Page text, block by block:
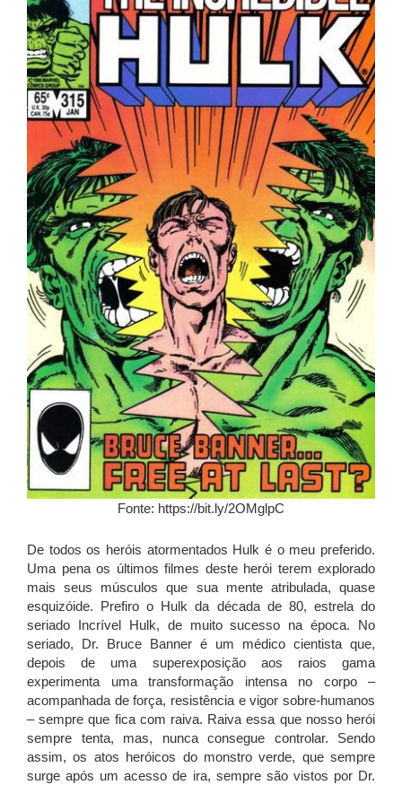
Fonte: https://bit.ly/2OMglpC
De todos os heróis atormentados Hulk é o meu preferido.
Uma pena os últimos filmes deste herói terem explorado
mais seus músculos que sua mente atribulada, quase
esquizóide. Prefiro o Hulk da década de 80, estrela do
seriado Incrível Hulk, de muito sucesso na época. No
seriado, Dr. Bruce Banner é um médico cientista que,
depois de uma superexposição aos raios gama
experimenta uma transformação intensa no corpo –
acompanhada de força, resistência e vigor sobre-humanos
– sempre que fica com raiva. Raiva essa que nosso herói
sempre tenta, mas, nunca consegue controlar. Sendo
assim, os atos heróicos do monstro verde, que sempre
surge após um acesso de ira, sempre são vistos por Dr.